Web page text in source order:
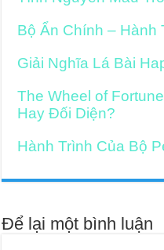
Bộ Ẩn Chính – Hành
Giải Nghĩa Lá Bài
The Wheel of
Hay Đối Diện?
Hành Trình Của Bộ
Để lại một bình luận